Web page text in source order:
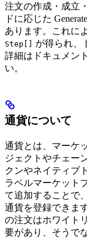
注文の作成・成立
ドに応じた
あります。これに
Step[]
が得られ、
詳細はドキュメン
い。
通貨について
通貨とは、マーケ
ジェクトやチェー
クンやネイティブ
ラベルマーケット
て追加することで
通貨を登録できます
の注文はホワイト
要があり、そうで